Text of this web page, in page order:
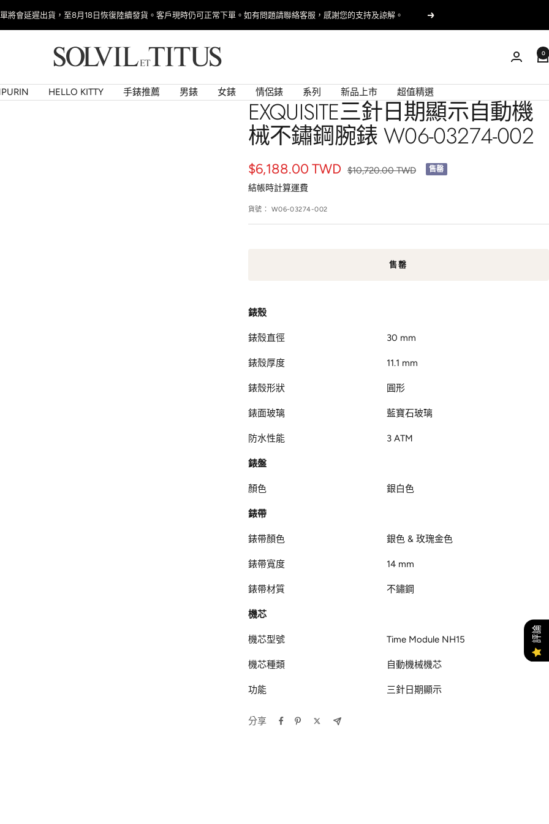
📢 父親節限時優惠 | 男裝滿 $6000 減 $600，滿 $8000 減 $900（限量版除外）
下
Solvil
et
Taiwan
0
HELLO KITTY 手錶推薦 男錶 女錶 情侶錶 系列 新品上市 超值精選
EXQUISITE三針日期顯示自動機
械不鏽鋼腕錶 W06-03274-002
銷
售
價
$6,188.00 TWD 正
$10,720.00 TWD 售罄
結帳時計算運費
貨號： W06-03274-002
售罄
錶殼
錶殼直徑 30 mm
錶殼厚度 11.1 mm
錶殼形狀 圓形
錶面玻璃 藍寶石玻璃
防水性能 3 ATM
錶盤
顏色 銀白色
錶帶
錶帶顏色 銀色 & 玫瑰金色
錶帶寬度 14 mm
錶帶材質 不鏽鋼
機芯
機芯型號 Time Module NH15
機芯種類 自動機械機芯
功能 三針日期顯示
分享
評論